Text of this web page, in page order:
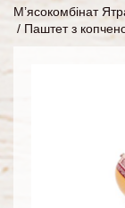
М’ясокомбінат
/ Паштет з